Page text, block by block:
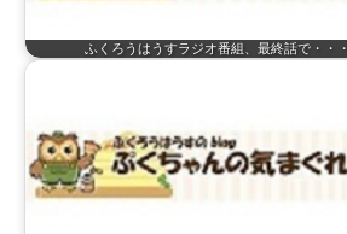
ふくろうはうすラジオ番組、最終話で・・・